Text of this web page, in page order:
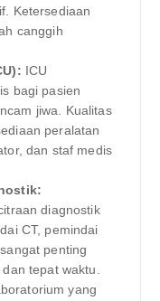
Ketersediaan
canggih
ICU
bagi pasien
jiwa. Kualitas
peralatan
dan staf medis
diagnostik
CT, pemindai
penting
tepat waktu.
yang